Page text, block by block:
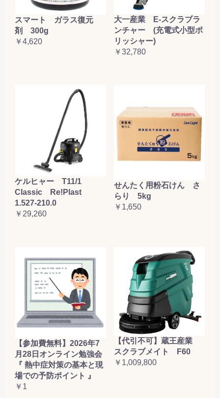
スマート ガラス復元
剤 300g
￥4,620
大一産業 E-スクラブラ
ンチャー (充電式小型ポ
リッシャー)
￥32,780
ケルヒャー T11/1
Classic Re!Plast
1.527-210.0
￥29,260
せんたく用粉石けん さ
らり 5kg
￥1,650
【参加費無料】2026年7
月28日オンライン勉強会
『 熱中症対策の基本と現
場での予防ポイント 』
￥1
【代引不可】蔵王産業
スクラブメイト F60
￥1,009,800